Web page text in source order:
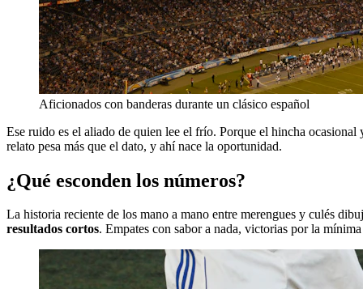
Aficionados con banderas durante un clásico español
Ese ruido es el aliado de quien lee el frío. Porque el hincha
relato pesa más que el dato, y ahí nace la oportunidad.
¿Qué esconden los números?
La historia reciente de los mano a mano entre merengues y culés
resultados cortos. Empates con sabor a nada, victorias por la